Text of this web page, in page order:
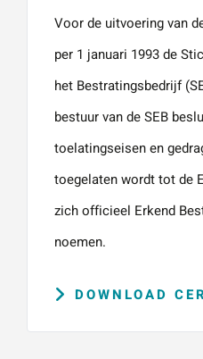
Voor de uitvoering van
per 1 januari 1993 de
het Bestratingsbedrijf
bestuur van de SEB
toelatingseisen en
toegelaten wordt tot de
zich officieel Erkend
noemen.
DOWNLOAD